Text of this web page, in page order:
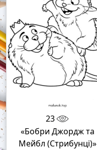
23
«Бобри Джордж та
Мейбл (Стрибунці)»